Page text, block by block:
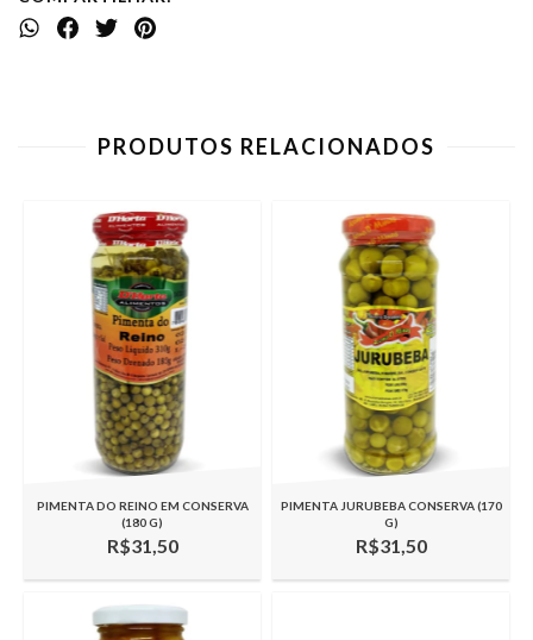
PRODUTOS RELACIONADOS
PIMENTA DO REINO EM CONSERVA
(180 G)
R$31,50
PIMENTA JURUBEBA CONSERVA (170
G)
R$31,50